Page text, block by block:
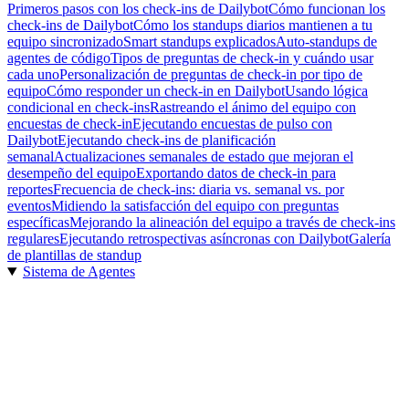
Primeros pasos con los check-ins de DailybotCómo funcionan los
check-ins de DailybotCómo los standups diarios mantienen a tu
equipo sincronizadoSmart standups explicadosAuto-standups de
agentes de códigoTipos de preguntas de check-in y cuándo usar
cada unoPersonalización de preguntas de check-in por tipo de
equipoCómo responder un check-in en DailybotUsando lógica
condicional en check-insRastreando el ánimo del equipo con
encuestas de check-inEjecutando encuestas de pulso con
DailybotEjecutando check-ins de planificación
semanalActualizaciones semanales de estado que mejoran el
desempeño del equipoExportando datos de check-in para
reportesFrecuencia de check-ins: diaria vs. semanal vs. por
eventosMidiendo la satisfacción del equipo con preguntas
específicasMejorando la alineación del equipo a través de check-ins
regularesEjecutando retrospectivas asíncronas con DailybotGalería
de plantillas de standup
Sistema de Agentes